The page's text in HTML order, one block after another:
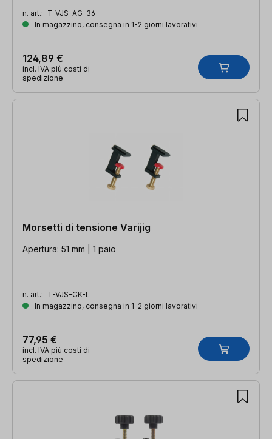
n. art.: T-VJS-AG-36
In magazzino, consegna in 1-2 giorni lavorativi
124,89 €
incl. IVA più costi di
spedizione
Morsetti di tensione Varijig
Apertura: 51 mm | 1 paio
n. art.: T-VJS-CK-L
In magazzino, consegna in 1-2 giorni lavorativi
77,95 €
incl. IVA più costi di
spedizione